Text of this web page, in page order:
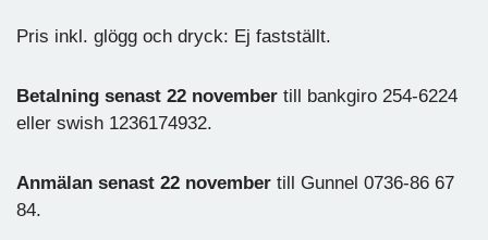
Pris inkl. glögg och dryck: Ej fastställt.
Betalning senast 22 november till bankgiro 254-6224
eller swish 1236174932.
Anmälan senast 22 november till Gunnel 0736-86 67
84.